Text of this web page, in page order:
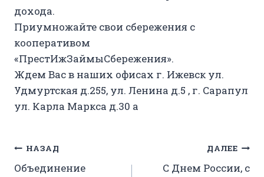
дохода.
Приумножайте свои сбережения с
кооперативом
«ПрестИжЗаймыСбережения».
Ждем Вас в наших офисах г. Ижевск ул.
Удмуртская д.255, ул. Ленина д.5 , г. Сарапул
ул. Карла Маркса д.30 а
Навигация
НАЗАД
Объединение
ДАЛЕЕ
С Днем России, с